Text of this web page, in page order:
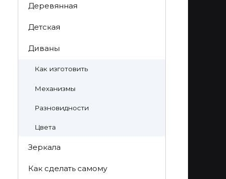
Деревянная
Детская
Диваны
Как изготовить
Механизмы
Разновидности
Цвета
Зеркала
Как сделать самому